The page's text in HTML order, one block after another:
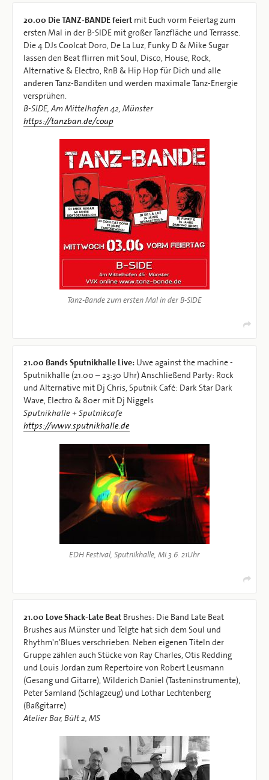
20.00 Die TANZ-BANDE feiertmit Euch vorm Feiertag zum
ersten Mal in der B-SIDE mit großer Tanzfläche und Terrasse.
Die 4 DJs Coolcat Doro, De La Luz, Funky D & Mike Sugar
lassen den Beat flirren mit Soul, Disco, House, Rock,
Alternative & Electro, RnB & Hip Hop für Dich und alle
anderen Tanz-Banditen und werden maximale Tanz-Energie
versprühen.
B-SIDE, Am Mittelhafen 42, Münster
https://tanzban.de/coup
Tanz-Bande zum ersten Mal in der B-SIDE
21.00 Bands Sputnikhalle Live:Uwe against the machine -
Sputnikhalle (21.00 – 23:30 Uhr) Anschließend Party: Rock
und Alternative mit Dj Chris, Sputnik Café: Dark Star Dark
Wave, Electro & 80er mit Dj Niggels
Sputnikhalle + Sputnikcafe
https://www.sputnikhalle.de
EDH Festival, Sputnikhalle, Mi.3.6. 21Uhr
21.00 Love Shack-Late BeatBrushes: Die Band Late Beat
Brushes aus Münster und Telgte hat sich dem Soul und
Rhythm'n'Blues verschrieben. Neben eigenen Titeln der
Gruppe zählen auch Stücke von Ray Charles, Otis Redding
und Louis Jordan zum Repertoire von Robert Leusmann
(Gesang und Gitarre), Wilderich Daniel (Tasteninstrumente),
Peter Samland (Schlagzeug) und Lothar Lechtenberg
(Baßgitarre)
Atelier Bar, Bült 2, MS